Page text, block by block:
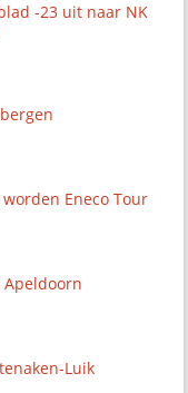
-23 uit naar NK
Eneco Tour
Luik